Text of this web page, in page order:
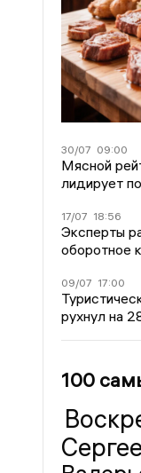
30/07 09:00
Мясной
лидирует
17/07 18:56
Эксперты
оборотное
09/07 17:00
рухнул на
100